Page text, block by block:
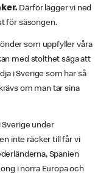
Därför lägger vi ned
för säsongen.
som uppfyller våra
med stolthet säga att
i Sverige som har så
om man tar sina
Sverige under
inte räcker till får vi
Spanien
i norra Europa och